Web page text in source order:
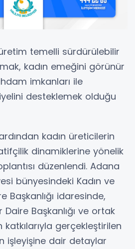
temelli sürdürülebilir
kadın emeğini görünür
imkanları ile
desteklemek olduğu
kadın üreticilerin
dinamiklerine yönelik
düzenlendi. Adana
bünyesindeki Kadın ve
Başkanlığı idaresinde,
Daire Başkanlığı ve ortak
gerçekleştirilen
işleyişine dair detaylar